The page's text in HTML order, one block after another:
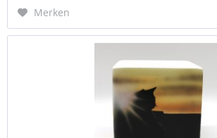
Merken